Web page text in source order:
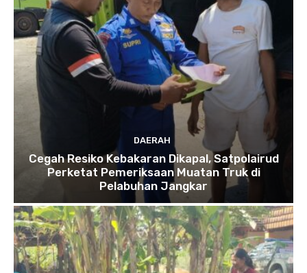
DAERAH
Cegah Resiko Kebakaran Dikapal, Satpolairud
Perketat Pemeriksaan Muatan Truk di
Pelabuhan Jangkar